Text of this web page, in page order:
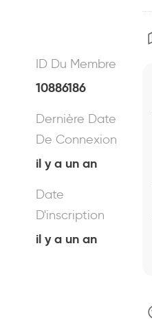
ID Du Membre
10886186
Dernière Date
De Connexion
il y a un an
Date
D'inscription
il y a un an